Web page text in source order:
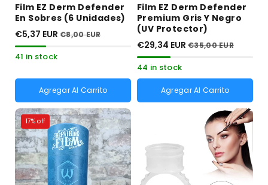
Film EZ Derm Defender
En Sobres (6 Unidades)
€5,37 EUR €8,00 EUR
41 in stock
Agregar Al Carrito
Film EZ Derm Defender
Premium Gris Y Negro
(UV Protector)
€29,34 EUR €35,00 EUR
44 in stock
Agregar Al Carrito
17% off